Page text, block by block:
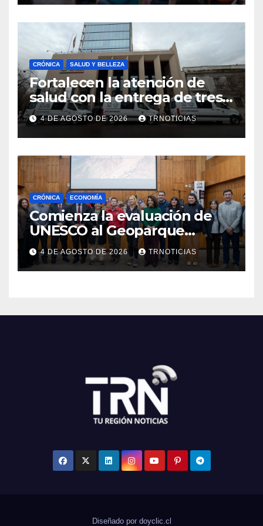
emprendimiento
CRÓNICA SALUD Y BELLEZA
Fortalecen la atención de
salud con la entrega de tres
nuevas ambulancias para
Cauquenes y Sagrada Familia
4 DE AGOSTO DE 2026 TRNOTICIAS
CRÓNICA ECONOMÍA
Comienza la evaluación de
UNESCO al Geoparque
Aspirante Pillanmapu en el
Maule
4 DE AGOSTO DE 2026 TRNOTICIAS
Diseñado por doyclic.cl